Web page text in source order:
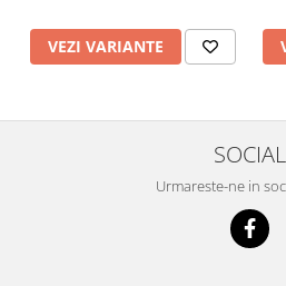
VEZI VARIANTE
SOCIAL
Urmareste-ne in